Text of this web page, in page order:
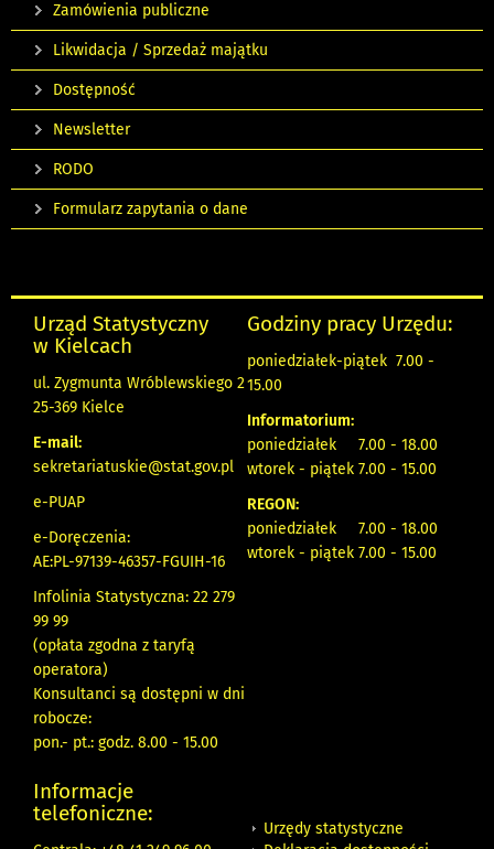
Zamówienia publiczne
Likwidacja / Sprzedaż majątku
Dostępność
Newsletter
RODO
Formularz zapytania o dane
Urząd Statystyczny
w Kielcach
ul. Zygmunta Wróblewskiego 2
25-369 Kielce
E-mail:
sekretariatuskie@stat.gov.pl
e-PUAP
e-Doręczenia:
AE:PL-97139-46357-FGUIH-16
Infolinia Statystyczna: 22 279
99 99
(opłata zgodna z taryfą
operatora)
Konsultanci są dostępni w dni
robocze:
pon.- pt.: godz. 8.00 - 15.00
Godziny pracy Urzędu:
poniedziałek-piątek 7.00 -
15.00
Informatorium:
poniedziałek 7.00 - 18.00
wtorek - piątek 7.00 - 15.00
REGON:
poniedziałek 7.00 - 18.00
wtorek - piątek 7.00 - 15.00
Informacje
telefoniczne:
Urzędy statystyczne